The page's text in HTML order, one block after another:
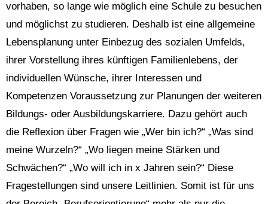
vorhaben, so lange wie möglich eine Schule zu besuchen
und möglichst zu studieren. Deshalb ist eine allgemeine
Lebensplanung unter Einbezug des sozialen Umfelds,
ihrer Vorstellung ihres künftigen Familienlebens, der
individuellen Wünsche, ihrer Interessen und
Kompetenzen Voraussetzung zur Planungen der weiteren
Bildungs- oder Ausbildungskarriere. Dazu gehört auch
die Reflexion über Fragen wie „Wer bin ich?“ „Was sind
meine Wurzeln?“ „Wo liegen meine Stärken und
Schwächen?“ „Wo will ich in x Jahren sein?“ Diese
Fragestellungen sind unsere Leitlinien. Somit ist für uns